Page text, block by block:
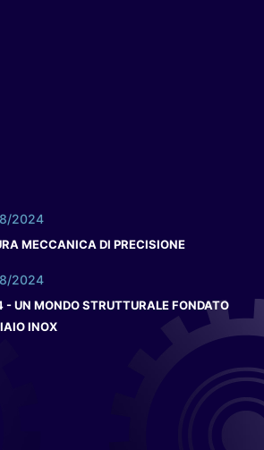
2024
MECCANICA DI PRECISIONE
2024
UN MONDO STRUTTURALE FONDATO
INOX